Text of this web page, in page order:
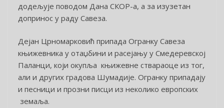
додељује поводом Дана СКОР-а, а за изузетан
допринос у раду Савеза.
Дејан Црномарковић припада Огранку Савеза
књижевника у отаџбини и расејању у Смедеревској
Паланци, који окупља књижевне ствараоце из тог,
али и других градова Шумадије. Огранку припадају
и песници и прозни писци из неколико европских
земаља.